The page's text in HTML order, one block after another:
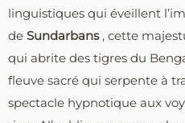
linguistiques qui éveillent
de Sundarbans , cette
qui abrite des tigres du
fleuve sacré qui serpente à
spectacle hypnotique aux